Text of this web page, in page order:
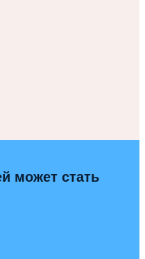
может стать